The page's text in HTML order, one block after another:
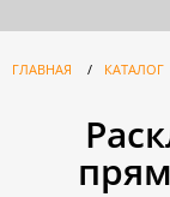
ГЛАВНАЯ / КАТАЛОГ